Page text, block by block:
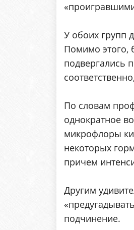
У обоих групп
Помимо этого,
подвергались
По словам
однократное
микрофлоры
некоторых
причем
Другим
подчинение.